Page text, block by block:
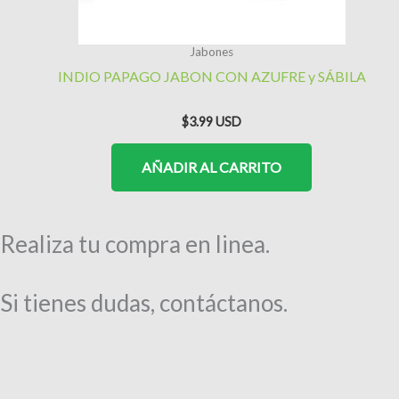
Jabones
INDIO PAPAGO JABON CON AZUFRE y SÁBILA
$3.99
AÑADIR AL CARRITO
Realiza tu compra en linea.
Si tienes dudas, contáctanos.